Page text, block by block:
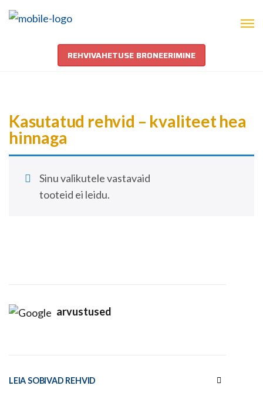
REHVIVAHETUSE BRONEERIMINE
Kasutatud rehvid – kvaliteet hea
hinnaga
Sinu valikutele vastavaid
tooteid ei leidu.
arvustused
LEIA SOBIVAD REHVID